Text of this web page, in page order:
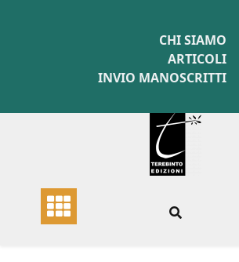
CHI SIAMO
ARTICOLI
INVIO MANOSCRITTI